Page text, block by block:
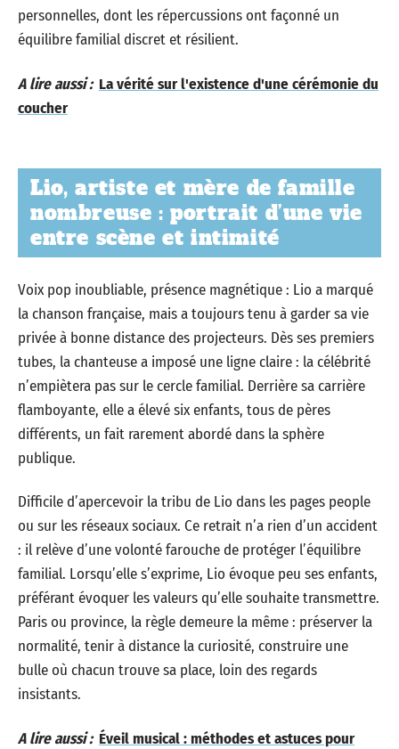
personnelles, dont les répercussions ont façonné un
équilibre familial discret et résilient.
A lire aussi : La vérité sur l'existence d'une cérémonie du
coucher
Lio, artiste et mère de famille
nombreuse : portrait d’une vie
entre scène et intimité
Voix pop inoubliable, présence magnétique : Lio a marqué
la chanson française, mais a toujours tenu à garder sa vie
privée à bonne distance des projecteurs. Dès ses premiers
tubes, la chanteuse a imposé une ligne claire : la célébrité
n’empiètera pas sur le cercle familial. Derrière sa carrière
flamboyante, elle a élevé six enfants, tous de pères
différents, un fait rarement abordé dans la sphère
publique.
Difficile d’apercevoir la tribu de Lio dans les pages people
ou sur les réseaux sociaux. Ce retrait n’a rien d’un accident
: il relève d’une volonté farouche de protéger l’équilibre
familial. Lorsqu’elle s’exprime, Lio évoque peu ses enfants,
préférant évoquer les valeurs qu’elle souhaite transmettre.
Paris ou province, la règle demeure la même : préserver la
normalité, tenir à distance la curiosité, construire une
bulle où chacun trouve sa place, loin des regards
insistants.
A lire aussi : Éveil musical : méthodes et astuces pour